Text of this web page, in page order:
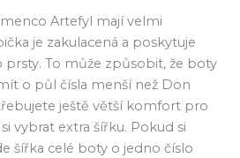
Artefyl mají velmi
je zakulacená a poskytuje
To může způsobit, že boty
o půl čísla menší než Don
ještě větší komfort pro
vybrat extra šířku. Pokud si
šířka celé boty o jedno číslo